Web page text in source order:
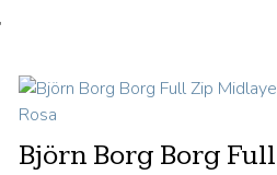
Björn Borg Borg Full